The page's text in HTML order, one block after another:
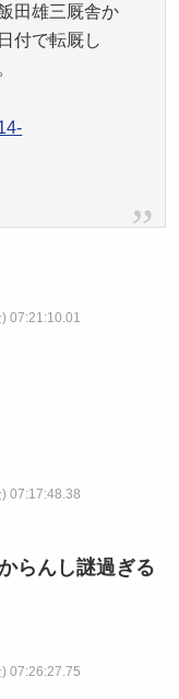
田雄三厩舎か
付で転厩し
07:21:10.01
07:17:48.38
らんし謎過ぎる
07:26:27.75